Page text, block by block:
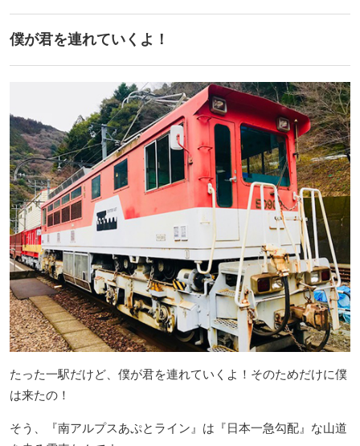
僕が君を連れていくよ！
たった一駅だけど、僕が君を連れていくよ！そのためだけに僕
は来たの！
そう、『南アルプスあぷとライン』は『日本一急勾配』な山道